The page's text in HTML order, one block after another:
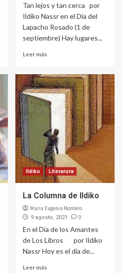
Tan lejos y tan cerca por
Ildiko Nassr en el Día del
Lapacho Rosado (1 de
septiembre) Hay lugares...
Leer más
Ildiko Literarura
La Columna de Ildiko
Maria Eugenia Montero
9 agosto, 2021 0
En el Día de los Amantes
de Los Libros por Ildiko
Nassr Hoy es el día de...
Leer más